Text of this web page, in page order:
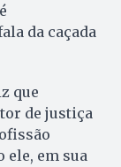
da caçada
que
de justiça
ele, em sua